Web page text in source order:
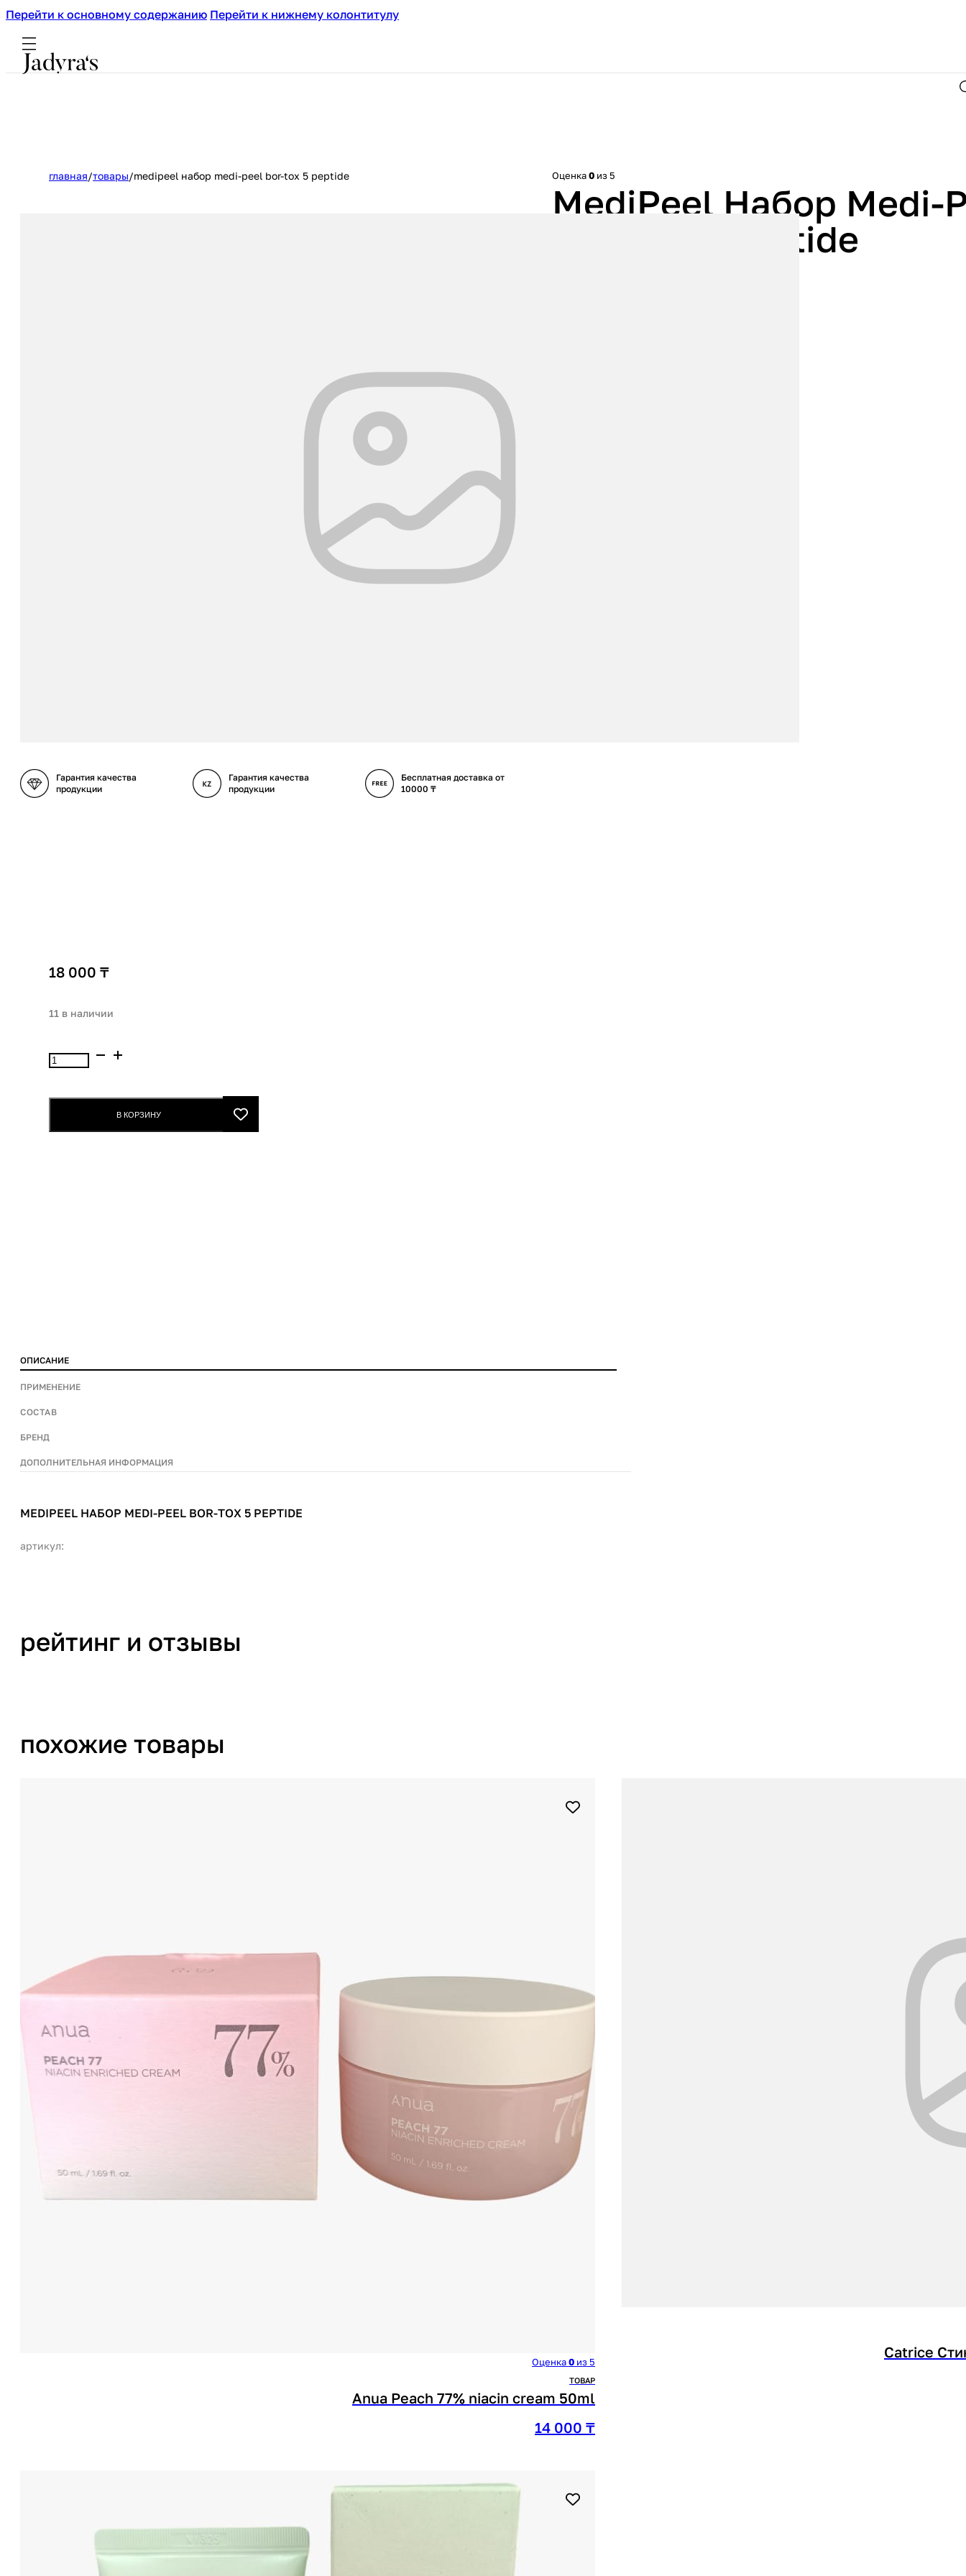
Перейти к основному содержанию Перейти к нижнему колонтитулу
главная/товары/medipeel набор medi-peel bor-tox 5 peptide Оценка0 из 5
MediPeel Набор Medi-
Bor-Tox 5 Peptide
Гарантия качества
продукции
Гарантия качества
продукции
Бесплатная доставка от
10000 ₸
18 000 ₸
11 в наличии
Количество
товара
В КОРЗИНУ
ОПИСАНИЕ
ПРИМЕНЕНИЕ
СОСТАВ
БРЕНД
ДОПОЛНИТЕЛЬНАЯ ИНФОРМАЦИЯ
MEDIPEEL НАБОР MEDI-PEEL BOR-TOX 5 PEPTIDE
артикул:
рейтинг и отзывы
похожие товары
Оценка0 из 5
ТОВАР
Anua Peach 77% niacin cream 50ml
14 000 ₸
Catrice